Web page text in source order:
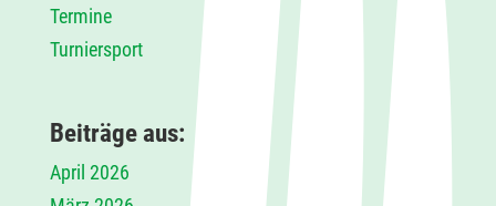
Termine
Turniersport
Beiträge aus:
April 2026